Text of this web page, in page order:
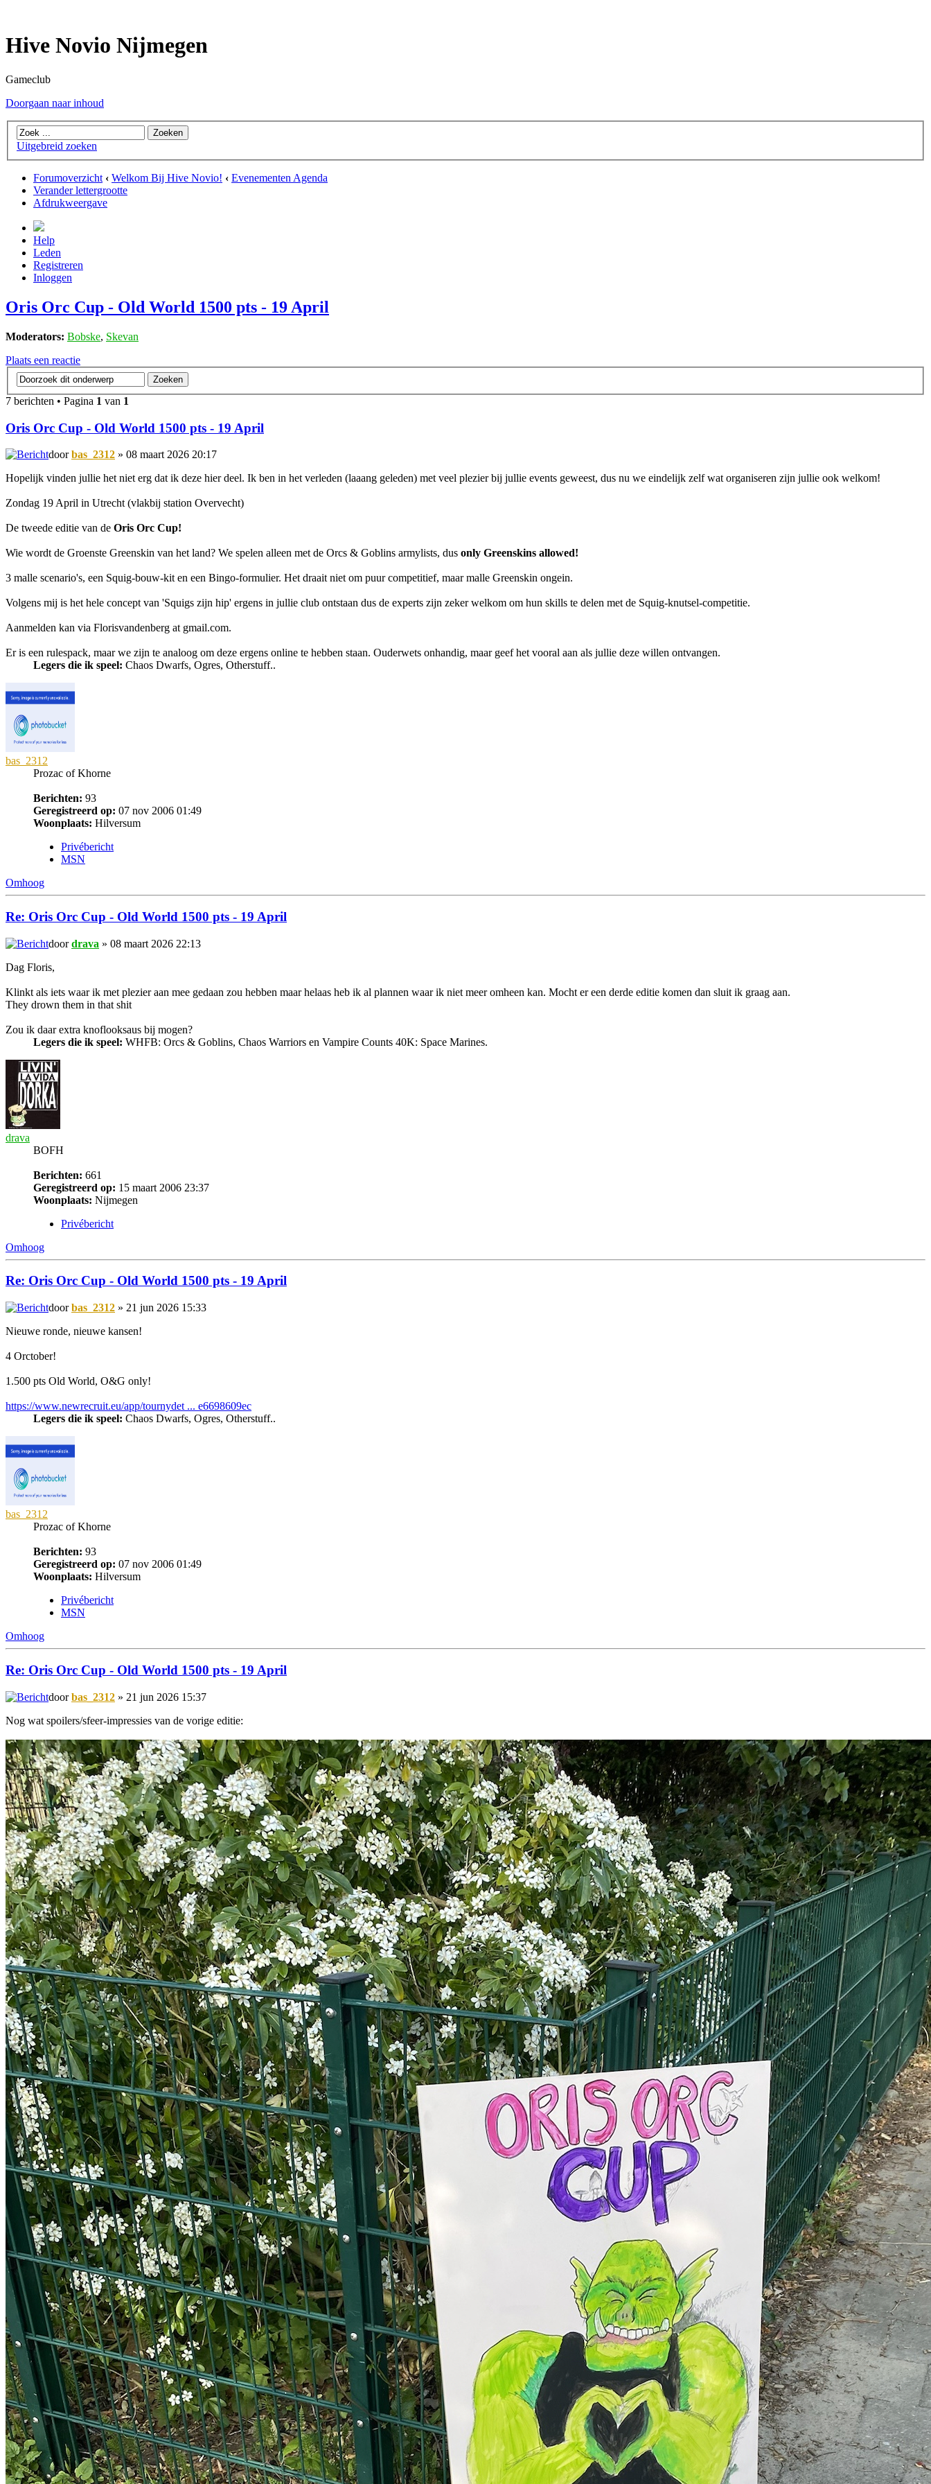
Hive Novio Nijmegen
Gameclub
Doorgaan naar inhoud
Uitgebreid zoeken
Forumoverzicht ‹ Welkom Bij Hive Novio! ‹ Evenementen Agenda
Verander lettergrootte
Afdrukweergave
Help
Leden
Registreren
Inloggen
Oris Orc Cup - Old World 1500 pts - 19 April
Moderators: Bobske, Skevan
Plaats een reactie
7 berichten • Pagina 1 van 1
Oris Orc Cup - Old World 1500 pts - 19 April
doorbas_2312 » 08 maart 2026 20:17
Hopelijk vinden jullie het niet erg dat ik deze hier deel. Ik ben in het verleden (laaang geleden) met veel plezier bij jullie events geweest, dus nu we eindelijk zelf wat organiseren zijn jullie ook welkom!
Zondag 19 April in Utrecht (vlakbij station Overvecht)
De tweede editie van de Oris Orc Cup!
Wie wordt de Groenste Greenskin van het land? We spelen alleen met de Orcs & Goblins armylists, dus only Greenskins allowed!
3 malle scenario's, een Squig-bouw-kit en een Bingo-formulier. Het draait niet om puur competitief, maar malle Greenskin ongein.
Volgens mij is het hele concept van 'Squigs zijn hip' ergens in jullie club ontstaan dus de experts zijn zeker welkom om hun skills te delen met de Squig-knutsel-competitie.
Aanmelden kan via Florisvandenberg at gmail.com.
Er is een rulespack, maar we zijn te analoog om deze ergens online te hebben staan. Ouderwets onhandig, maar geef het vooral aan als jullie deze willen ontvangen.
Legers die ik speel: Chaos Dwarfs, Ogres, Otherstuff..
bas_2312
Prozac of Khorne
Berichten: 93
Geregistreerd op: 07 nov 2006 01:49
Woonplaats: Hilversum
Privébericht
MSN
Omhoog
Re: Oris Orc Cup - Old World 1500 pts - 19 April
doordrava » 08 maart 2026 22:13
Dag Floris,
Klinkt als iets waar ik met plezier aan mee gedaan zou hebben maar helaas heb ik al plannen waar ik niet meer omheen kan. Mocht er een derde editie komen dan sluit ik graag aan.
They drown them in that shit
Zou ik daar extra knoflooksaus bij mogen?
Legers die ik speel: WHFB: Orcs & Goblins, Chaos Warriors en Vampire Counts 40K: Space Marines.
drava
BOFH
Berichten: 661
Geregistreerd op: 15 maart 2006 23:37
Woonplaats: Nijmegen
Privébericht
Omhoog
Re: Oris Orc Cup - Old World 1500 pts - 19 April
doorbas_2312 » 21 jun 2026 15:33
Nieuwe ronde, nieuwe kansen!
4 Orctober!
1.500 pts Old World, O&G only!
https://www.newrecruit.eu/app/tournydet ... e6698609ec
Legers die ik speel: Chaos Dwarfs, Ogres, Otherstuff..
bas_2312
Prozac of Khorne
Berichten: 93
Geregistreerd op: 07 nov 2006 01:49
Woonplaats: Hilversum
Privébericht
MSN
Omhoog
Re: Oris Orc Cup - Old World 1500 pts - 19 April
doorbas_2312 » 21 jun 2026 15:37
Nog wat spoilers/sfeer-impressies van de vorige editie: